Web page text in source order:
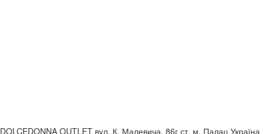
DOLCEDONNA OUTLET вул. К. Малевича, 86г ст. м. Палац Україна